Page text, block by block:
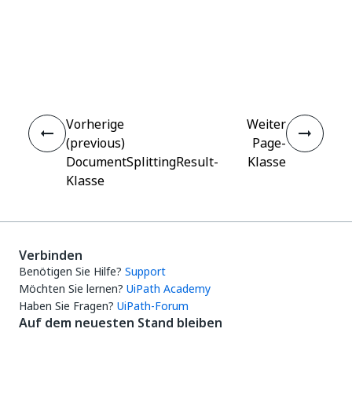
Vorherige
(previous)
DocumentSplittingResult-
Klasse
Weiter
Page-
Klasse
Verbinden
Benötigen Sie Hilfe? Support
Möchten Sie lernen? UiPath Academy
Haben Sie Fragen? UiPath-Forum
Auf dem neuesten Stand bleiben